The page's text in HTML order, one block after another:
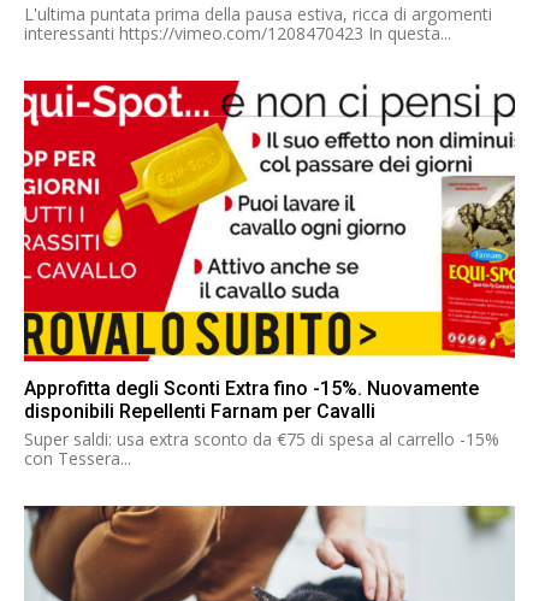
L'ultima puntata prima della pausa estiva, ricca di argomenti
interessanti https://vimeo.com/1208470423 In questa...
Approfitta degli Sconti Extra fino -15%. Nuovamente
disponibili Repellenti Farnam per Cavalli
Super saldi: usa extra sconto da €75 di spesa al carrello -15%
con Tessera...